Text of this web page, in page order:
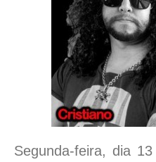
Segunda-feira, dia